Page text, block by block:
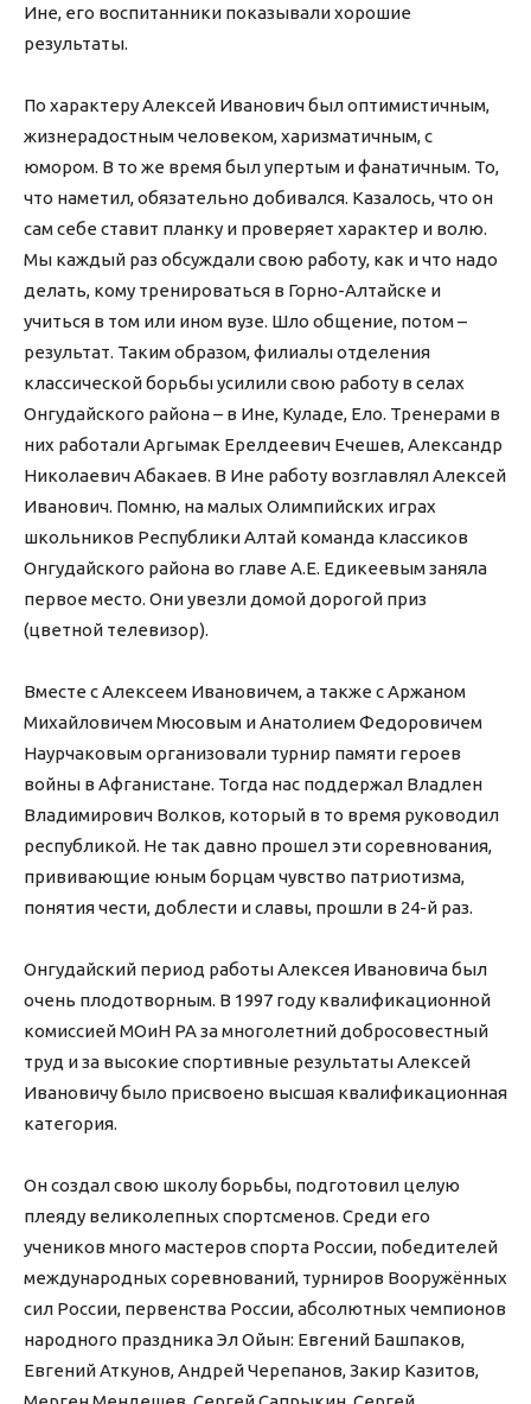
Ине, его воспитанники показывали хорошие
результаты.
По характеру Алексей Иванович был оптимистичным,
жизнерадостным человеком, харизматичным, с
юмором. В то же время был упертым и фанатичным. То,
что наметил, обязательно добивался. Казалось, что он
сам себе ставит планку и проверяет характер и волю.
Мы каждый раз обсуждали свою работу, как и что надо
делать, кому тренироваться в Горно-Алтайске и
учиться в том или ином вузе. Шло общение, потом –
результат. Таким образом, филиалы отделения
классической борьбы усилили свою работу в селах
Онгудайского района – в Ине, Куладе, Ело. Тренерами в
них работали Аргымак Ерелдеевич Ечешев, Александр
Николаевич Абакаев. В Ине работу возглавлял Алексей
Иванович. Помню, на малых Олимпийских играх
школьников Республики Алтай команда классиков
Онгудайского района во главе А.Е. Едикеевым заняла
первое место. Они увезли домой дорогой приз
(цветной телевизор).
Вместе с Алексеем Ивановичем, а также с Аржаном
Михайловичем Мюсовым и Анатолием Федоровичем
Наурчаковым организовали турнир памяти героев
войны в Афганистане. Тогда нас поддержал Владлен
Владимирович Волков, который в то время руководил
республикой. Не так давно прошел эти соревнования,
прививающие юным борцам чувство патриотизма,
понятия чести, доблести и славы, прошли в 24-й раз.
Онгудайский период работы Алексея Ивановича был
очень плодотворным. В 1997 году квалификационной
комиссией МОиН РА за многолетний добросовестный
труд и за высокие спортивные результаты Алексей
Ивановичу было присвоено высшая квалификационная
категория.
Он создал свою школу борьбы, подготовил целую
плеяду великолепных спортсменов. Среди его
учеников много мастеров спорта России, победителей
международных соревнований, турниров Вооружённых
сил России, первенства России, абсолютных чемпионов
народного праздника Эл Ойын: Евгений Башпаков,
Евгений Аткунов, Андрей Черепанов, Закир Казитов,